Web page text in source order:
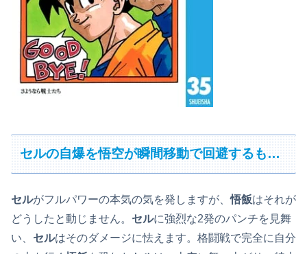
セルの自爆を悟空が瞬間移動で回避するも…
セルがフルパワーの本気の気を発しますが、悟飯はそれが
どうしたと動じません。 セルに強烈な2発のパンチを見舞
い、 セルはそのダメージに怯えます。格闘戦で完全に自分